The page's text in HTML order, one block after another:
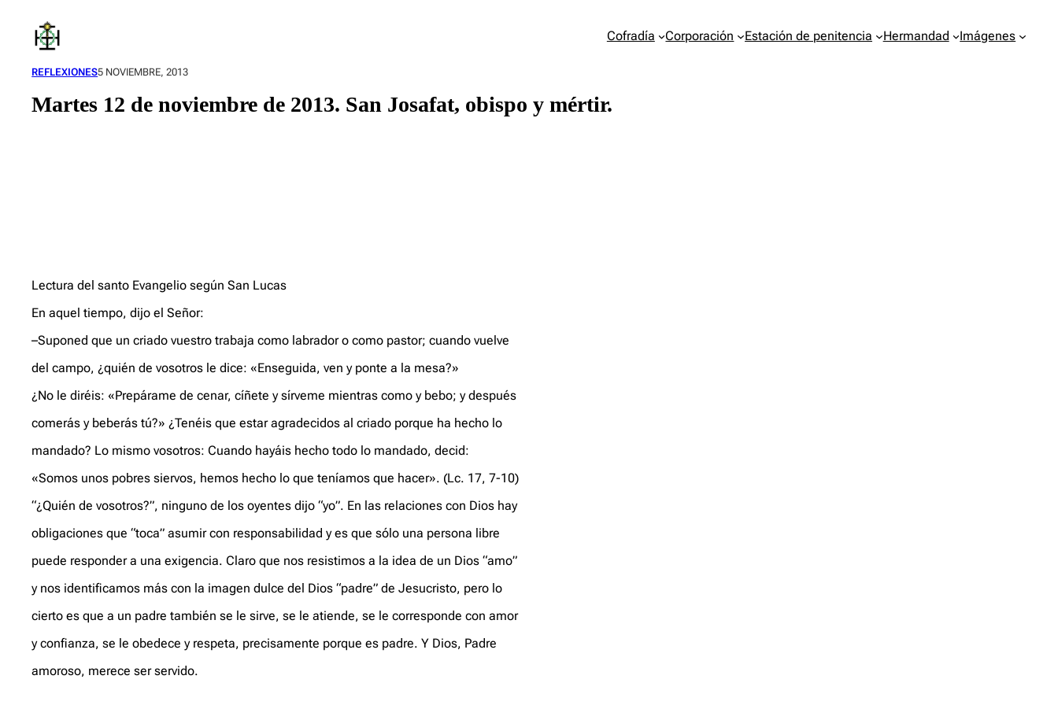
contenido
Cofradía Corporación Estación de penitencia Hermandad Imágenes
REFLEXIONES5 NOVIEMBRE, 2013
Martes 12 de noviembre de 2013. San Josafat, obispo y mértir.
Lectura del santo Evangelio según San Lucas
En aquel tiempo, dijo el Señor:
–Suponed que un criado vuestro trabaja como labrador o como pastor; cuando vuelve
del campo, ¿quién de vosotros le dice: «Enseguida, ven y ponte a la mesa?»
¿No le diréis: «Prepárame de cenar, cíñete y sírveme mientras como y bebo; y después
comerás y beberás tú?» ¿Tenéis que estar agradecidos al criado porque ha hecho lo
mandado? Lo mismo vosotros: Cuando hayáis hecho todo lo mandado, decid:
«Somos unos pobres siervos, hemos hecho lo que teníamos que hacer». (Lc. 17, 7-10)
“¿Quién de vosotros?”, ninguno de los oyentes dijo “yo”. En las relaciones con Dios hay
obligaciones que “toca” asumir con responsabilidad y es que sólo una persona libre
puede responder a una exigencia. Claro que nos resistimos a la idea de un Dios “amo”
y nos identificamos más con la imagen dulce del Dios “padre” de Jesucristo, pero lo
cierto es que a un padre también se le sirve, se le atiende, se le corresponde con amor
y confianza, se le obedece y respeta, precisamente porque es padre. Y Dios, Padre
amoroso, merece ser servido.